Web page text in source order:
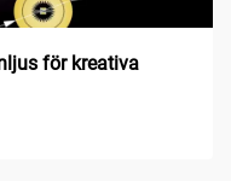
för kreativa